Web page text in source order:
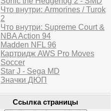
Что внутри: Armorines / Turok
2
Что внутри: Supreme Court &
NBA Action 94
Madden NFL 96
Картридж AWS Pro Moves
Soccer
Star J - Sega MD
Значки ДЮП
Ссылка страницы